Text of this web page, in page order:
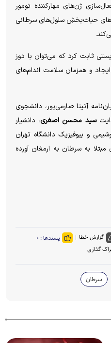
ژن‌های مهارکننده تومور
حیات‌بخشِ سلول‌های سرطانی
ثابت کرد که می‌توان با دوز
و همزمانسلامت اندام‌های
آنیتا صارمی‌پور، دانشجوی
سید محسن اصغری، دانشیار
و بیوفیزیک دانشگاه تهران
مبتلا به سرطان به ارمغان آورده
گزارش خطا پسندها : ۰
گذاری
سرطان